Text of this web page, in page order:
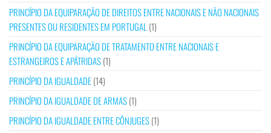
PRINCÍPIO DA EQUIPARAÇÃO DE DIREITOS ENTRE NACIONAIS E NÃO NACIONAIS
PRESENTES OU RESIDENTES EM PORTUGAL (1)
PRINCÍPIO DA EQUIPARAÇÃO DE TRATAMENTO ENTRE NACIONAIS E
ESTRANGEIROS E APÁTRIDAS(1)
PRINCÍPIO DA IGUALDADE(14)
PRINCÍPIO DA IGUALDADE DE ARMAS(1)
PRINCÍPIO DA IGUALDADE ENTRE CÔNJUGES(1)